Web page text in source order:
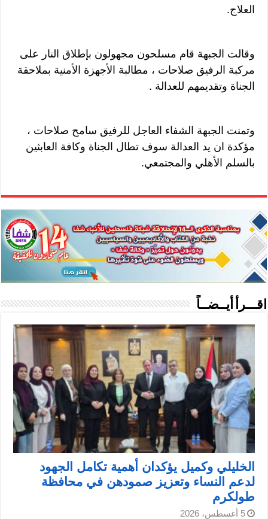
العلاج.
وقالت الجبهة قام مسلحون مجهولون بإطلاق النار على
مركبة الرفيق صلاحات ، مطالبة الأجهزة الأمنية بملاحقة
الجناة وتقديمهم للعدالة .
وتمنت الجبهة الشفاء العاجل للرفيق سامح صلاحات ،
مؤكدة ان يد العدالة سوف تطال الجناة وكافة العابثين
بالسلم الأهلي والمجتمعي.
اقـــرأ أيــضــاً
الخليلي وكميل يؤكدان أهمية تكامل الجهود
لدعم النساء وتعزيز صمودهن في محافظة
طولكرم
5 أغسطس، 2026